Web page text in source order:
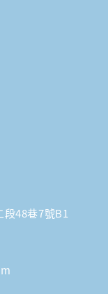
段48巷7號B1